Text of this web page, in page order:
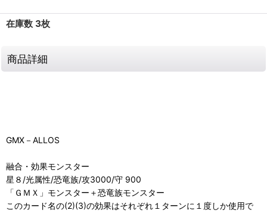
在庫数 3枚
商品詳細
GMX－ALLOS
融合・効果モンスター
星８/光属性/恐竜族/攻3000/守 900
「ＧＭＸ」モンスター＋恐竜族モンスター
このカード名の(2)(3)の効果はそれぞれ１ターンに１度しか使用で